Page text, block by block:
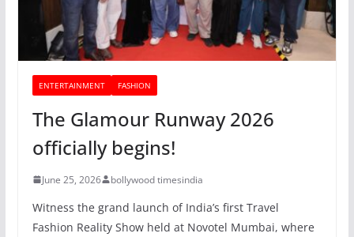
ENTERTAINMENT FASHION
The Glamour Runway 2026
officially begins!
June 25, 2026 bollywood timesindia
Witness the grand launch of India’s first Travel
Fashion Reality Show held at Novotel Mumbai, where